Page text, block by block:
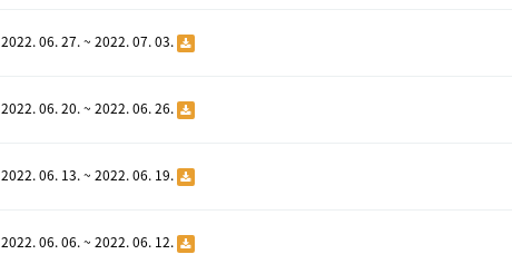
2022. 06. 27. ~ 2022. 07. 03.
2022. 06. 20. ~ 2022. 06. 26.
2022. 06. 13. ~ 2022. 06. 19.
2022. 06. 06. ~ 2022. 06. 12.